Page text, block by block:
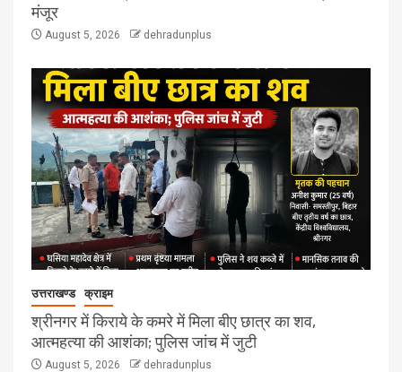
मंजूर
August 5, 2026 dehradunplus
उत्तराखण्ड क्राइम
श्रीनगर में किराये के कमरे में मिला बीए छात्र का शव,
आत्महत्या की आशंका; पुलिस जांच में जुटी
August 5, 2026 dehradunplus